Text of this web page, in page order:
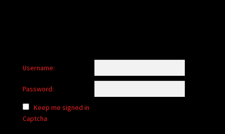
Username:
Password:
Keep me signed in
Captcha